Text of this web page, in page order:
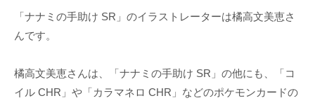
「ナナミの手助け SR」のイラストレーターは橘高文美恵さ
んです。
橘高文美恵さんは、「ナナミの手助け SR」の他にも、「コ
イル CHR」や「カラマネロ CHR」などのポケモンカードの